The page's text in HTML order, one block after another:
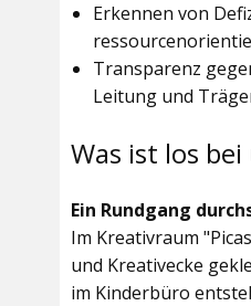
Erkennen von
Transparenz
Leitung und
Was ist los bei
Ein Rundgang
Im Kreativraum
und Kreativecke
im Kinderbüro